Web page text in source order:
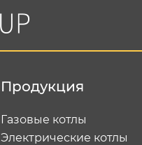
Продукция
Газовые котлы
Электрические котлы